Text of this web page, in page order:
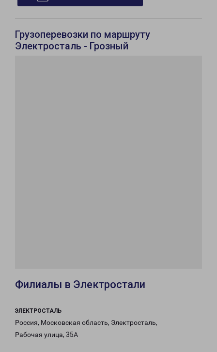
Грузоперевозки по маршруту
Электросталь - Грозный
Филиалы в Электростали
ЭЛЕКТРОСТАЛЬ
Россия, Московская область, Электросталь,
Рабочая улица, 35А